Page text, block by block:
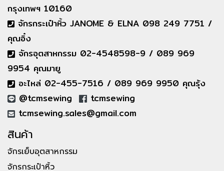
กรุงเทพฯ 10160
จักรกระเป๋าหิ้ว JANOME & ELNA 098 249 7751 /
คุณอิ๋ง
จักรอุตสาหกรรม 02-4548598-9 / 089 969
9954 คุณมายู
อะไหล่ 02-455-7516 / 089 969 9950 คุณรุ้ง
@tcmsewing
tcmsewing
tcmsewing.sales@gmail.com
สินค้า
จักรเย็บอุตสาหกรรม
จักรกระเป๋าหิ้ว